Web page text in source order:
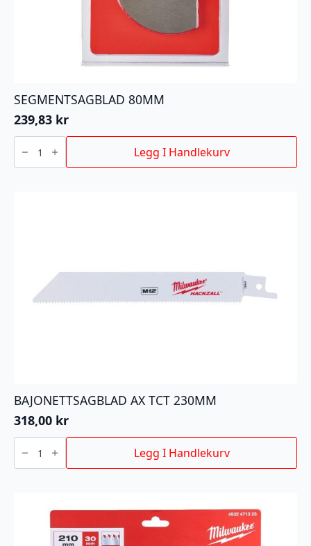
SEGMENTSAGBLAD 80MM
239,83 kr
SEGMENTSAGBLAD
80MM Legg I Handlekurv
BAJONETTSAGBLAD AX TCT 230MM
318,00 kr
BAJONETTSAGBLAD
AX
230MM
Legg I Handlekurv